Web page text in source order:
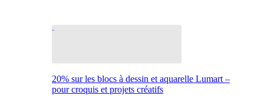
20% sur les blocs à dessin et aquarelle Lumart –
pour croquis et projets créatifs